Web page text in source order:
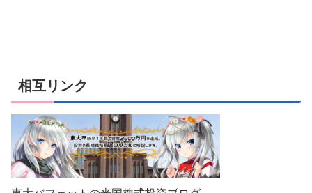
相互リンク